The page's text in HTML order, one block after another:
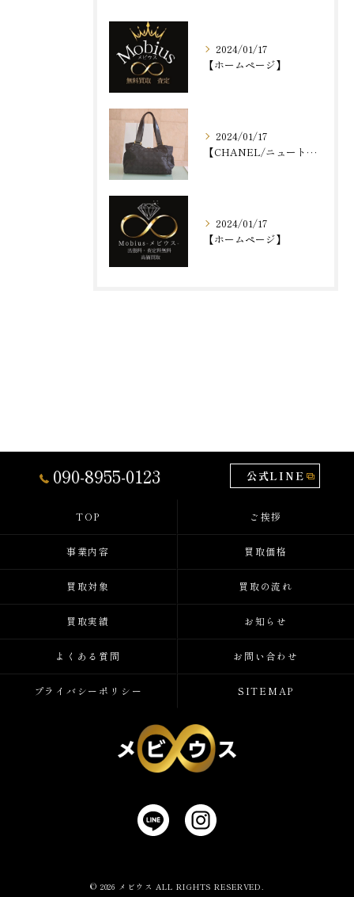
2024/01/17
【ホームページ】
2024/01/17
【CHANEL/ニュートラトート】京都市のお客様からお買取り...
2024/01/17
【ホームページ】
090-8955-0123 公式LINE
TOP ご挨拶
事業内容 買取価格
買取対象 買取の流れ
買取実績 お知らせ
よくある質問 お問い合わせ
プライバシーポリシー SITEMAP
© 2026 メビウス ALL RIGHTS RESERVED.